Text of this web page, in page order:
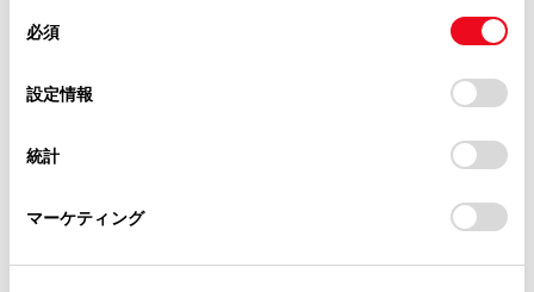
デバイスにすべてのCookie(クッキー)が保存されることに同
意したことになります。Cookie(クッキー)のオプトアウト、
設定の変更、同意を撤回したりするにあたっては、当社の
「Cookie（クッキー）情報の取り扱いについて
」をご覧くだ
必須
設定情報
統計
マーケティング
サポカーS
Toyota Safety Sense・Lexus Safety Systemのﾌﾟﾘｸﾗｯｼｭｾｰﾌﾃｨ